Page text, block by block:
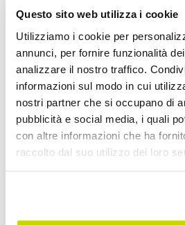
Questo sito web utilizza i cookie
Utilizziamo i cookie per
annunci, per fornire funzionalità
analizzare il nostro traffico.
informazioni sul modo in cui
nostri partner che si occupano di
pubblicità e social media, i quali
con altre informazioni che ha
raccolto dal suo utilizzo dei loro